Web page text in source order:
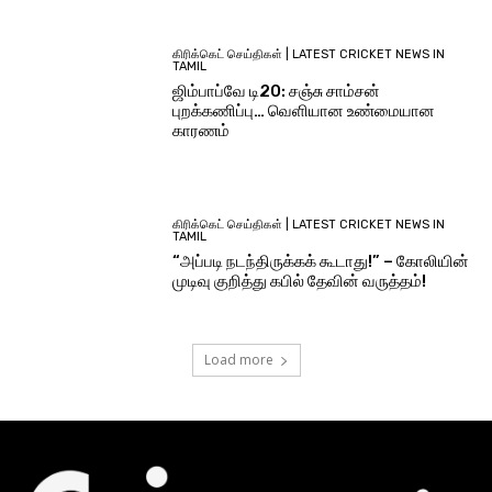
கிரிக்கெட் செய்திகள் | LATEST CRICKET NEWS IN
TAMIL
ஜிம்பாப்வே டி20: சஞ்சு சாம்சன்
புறக்கணிப்பு… வெளியான உண்மையான
காரணம்
கிரிக்கெட் செய்திகள் | LATEST CRICKET NEWS IN
TAMIL
“அப்படி நடந்திருக்கக் கூடாது!” – கோலியின்
முடிவு குறித்து கபில் தேவின் வருத்தம்!
Load more